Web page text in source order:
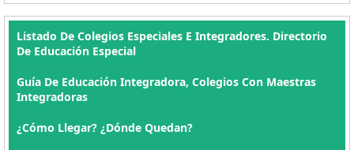
Listado De Colegios Especiales E Integradores. Directorio
De Educación Especial
Guía De Educación Integradora, Colegios Con Maestras
Integradoras
¿Cómo Llegar? ¿Dónde Quedan?